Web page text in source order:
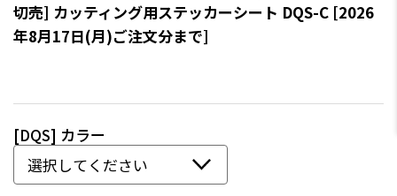
切売] カッティング用ステッカーシート DQS-C [2026
年8月17日(月)ご注文分まで]
[DQS] カラー